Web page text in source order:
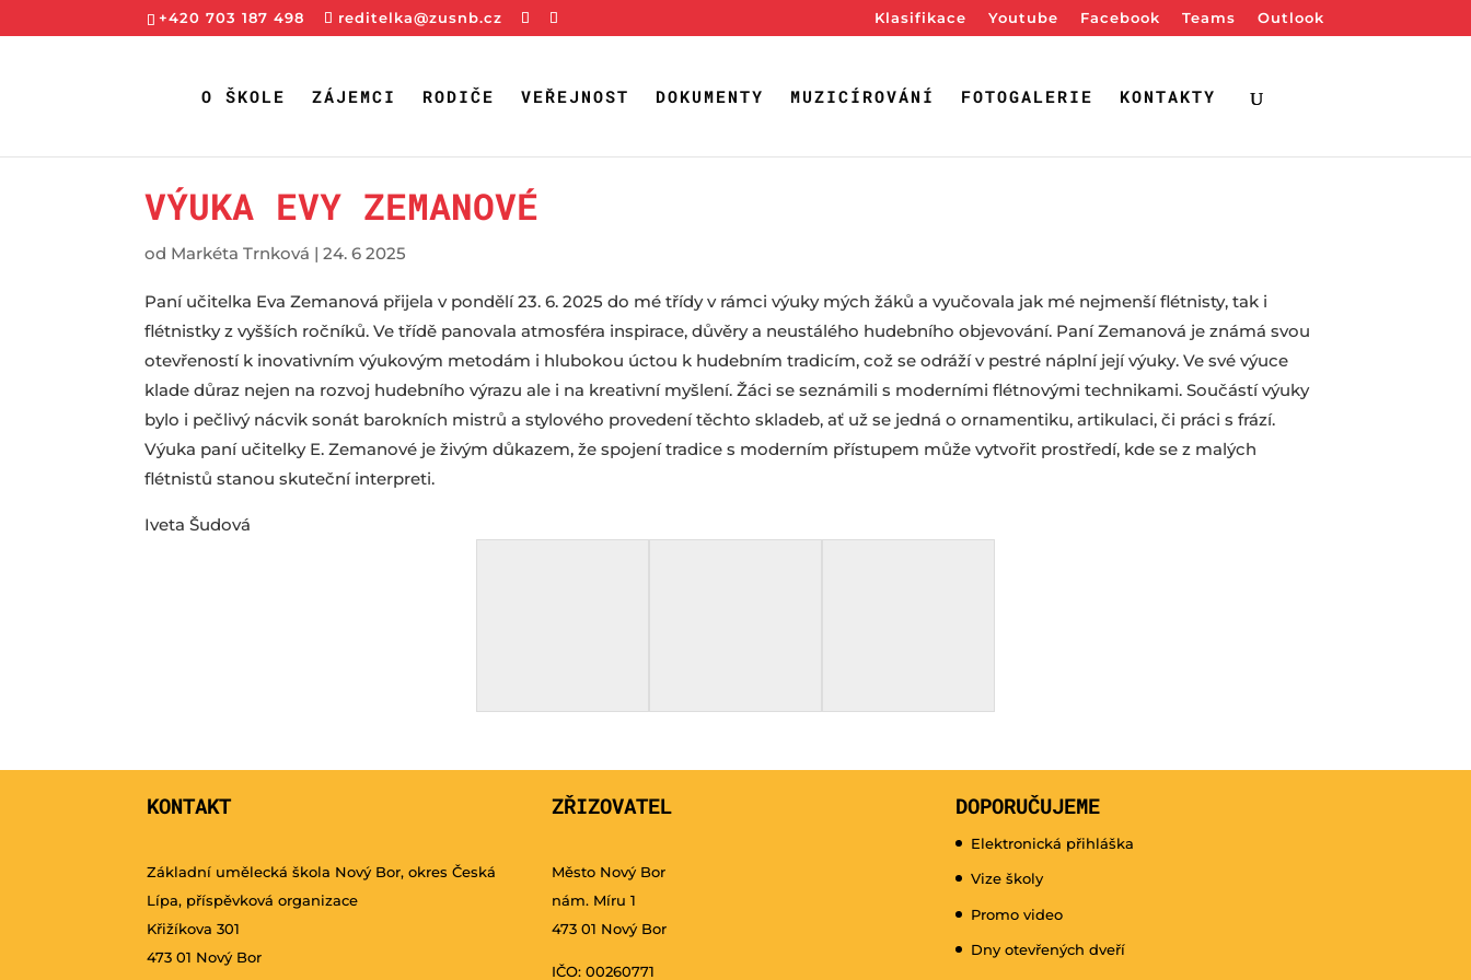
+420 703 187 498 reditelka@zusnb.cz Klasifikace Youtube Facebook Teams Outlook
O ŠKOLE ZÁJEMCI RODIČE VEŘEJNOST DOKUMENTY MUZICÍROVÁNÍ FOTOGALERIE KONTAKTY
VÝUKA EVY ZEMANOVÉ
od Markéta Trnková | 24. 6 2025
Paní učitelka Eva Zemanová přijela v pondělí 23. 6. 2025 do mé třídy v rámci výuky mých žáků a vyučovala jak mé nejmenší flétnisty, tak i
flétnistky z vyšších ročníků. Ve třídě panovala atmosféra inspirace, důvěry a neustálého hudebního objevování. Paní Zemanová je známá svou
otevřeností k inovativním výukovým metodám i hlubokou úctou k hudebním tradicím, což se odráží v pestré náplní její výuky. Ve své výuce
klade důraz nejen na rozvoj hudebního výrazu ale i na kreativní myšlení. Žáci se seznámili s moderními flétnovými technikami. Součástí výuky
bylo i pečlivý nácvik sonát barokních mistrů a stylového provedení těchto skladeb, ať už se jedná o ornamentiku, artikulaci, či práci s frází.
Výuka paní učitelky E. Zemanové je živým důkazem, že spojení tradice s moderním přístupem může vytvořit prostředí, kde se z malých
flétnistů stanou skuteční interpreti.
Iveta Šudová
KONTAKT
Základní umělecká škola Nový Bor, okres Česká
Lípa, příspěvková organizace
Křižíkova 301
473 01 Nový Bor
ZŘIZOVATEL
Město Nový Bor
nám. Míru 1
473 01 Nový Bor
IČO: 00260771
DOPORUČUJEME
Elektronická přihláška
Vize školy
Promo video
Dny otevřených dveří